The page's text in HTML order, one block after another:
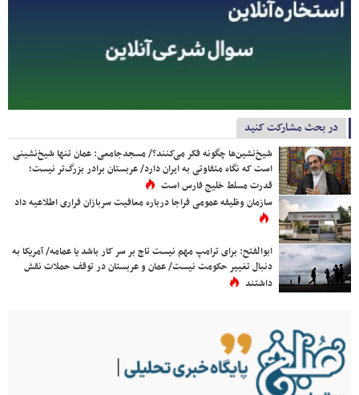
در بحث مشارکت کنید
شیخ‌نشین‌ها چگونه فکر می‌کنند؟/ مسجدجامعی: عمان تنها شیخ‌نشینی
است که نگاه متفاوتی به ایران دارد/ عربستان برادر بزرگ‌تر نیست؛
قدرت مسلط خلیج فارس است
سازمان وظیفه عمومی فراجا درباره معافیت سربازان فراری اطلاعیه داد
ابوالفتح: برای ترامپ مهم نیست تاج بر سر کار باشد یا عمامه/ آمریکا به
دنبال تغییر حکومت نیست/ عمان و عربستان در توقف حملات نقش
داشتند